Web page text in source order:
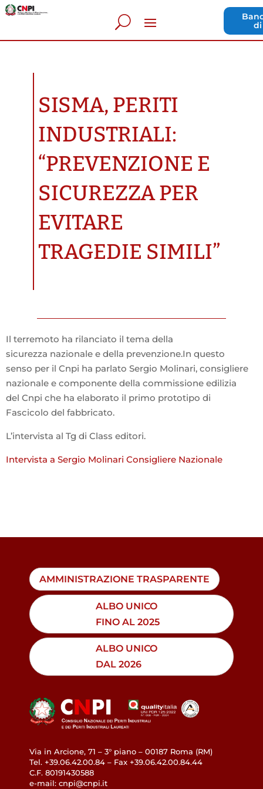
SISMA, PERITI
INDUSTRIALI:
“PREVENZIONE E
SICUREZZA PER
EVITARE
TRAGEDIE SIMILI”
Il terremoto ha rilanciato il tema della
sicurezza nazionale e della prevenzione.In questo
senso per il Cnpi ha parlato Sergio Molinari, consigliere
nazionale e componente della commissione edilizia
del Cnpi che ha elaborato il primo prototipo di
Fascicolo del fabbricato.
L’intervista al Tg di Class editori.
Intervista a Sergio Molinari Consigliere Nazionale
AMMINISTRAZIONE TRASPARENTE
ALBO UNICO
FINO AL 2025
ALBO UNICO
DAL 2026
Via in Arcione, 71 – 3° piano – 00187 Roma (RM)
Tel. +39.06.42.00.84 – Fax +39.06.42.00.84.44
C.F. 80191430588
e-mail: cnpi@cnpi.it